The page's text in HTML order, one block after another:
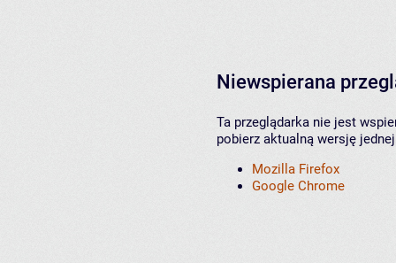
Niewspierana
Ta przeglądarka nie jest
pobierz aktualną wersję
Mozilla Firefox
Google Chrome